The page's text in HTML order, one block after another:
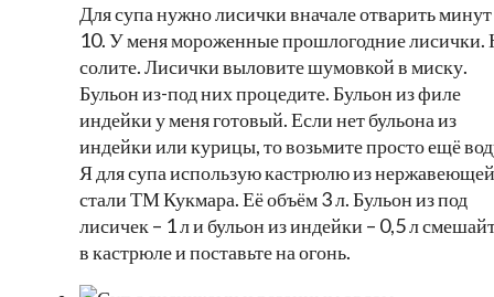
Для супа нужно лисички вначале отварить минут
10. У меня мороженные прошлогодние лисички.
солите. Лисички выловите шумовкой в миску.
Бульон из-под них процедите. Бульон из филе
индейки у меня готовый. Если нет бульона из
индейки или курицы, то возьмите просто ещё
Я для супа использую кастрюлю из нержавеющей
стали ТМ Кукмара. Её объём 3 л. Бульон из под
лисичек – 1 л и бульон из индейки – 0,5 л
в кастрюле и поставьте на огонь.